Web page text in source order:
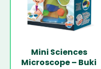
Mini Sciences
Microscope – Buki